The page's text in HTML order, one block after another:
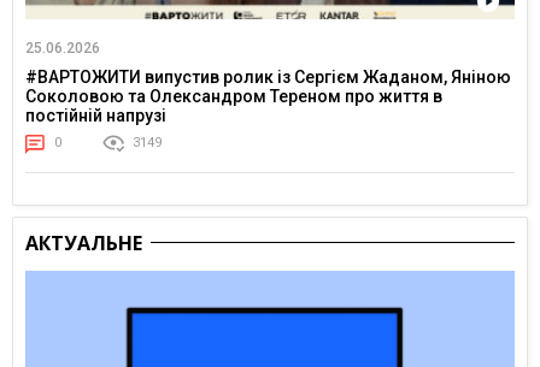
25.06.2026
#ВАРТОЖИТИ випустив ролик із Сергієм Жаданом, Яніною
Соколовою та Олександром Тереном про життя в
постійній напрузі
0 3149
АКТУАЛЬНЕ